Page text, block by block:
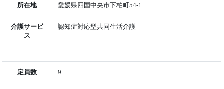
所在地 愛媛県四国中央市下柏町54-1
介護サービ
ス
認知症対応型共同生活介護
定員数 9